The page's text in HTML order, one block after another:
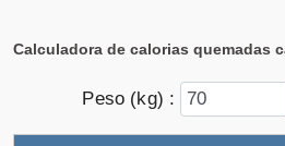
Calculadora de calorias quemadas
Peso (kg) :